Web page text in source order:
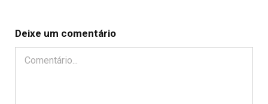
Deixe um comentário
Comentário